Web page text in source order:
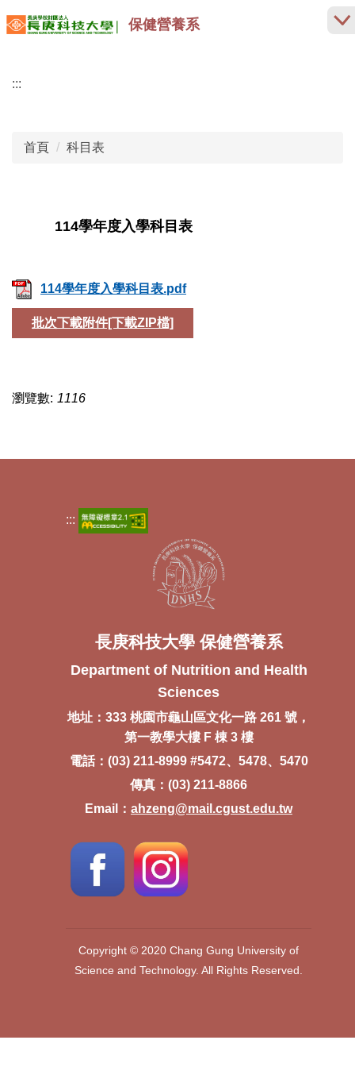
跳
到
內
保健營養系
:::
首頁 科目表
114學年度入學科目表
114學年度入學科目表.pdf
批次下載附件[下載ZIP檔]
瀏覽數: 1116
:::
長庚科技大學 保健營養系
Department of Nutrition and Health
Sciences
地址：333 桃園市龜山區文化一路 261 號，
第一教學大樓 F 棟 3 樓
電話：(03) 211-8999 #5472、5478、5470
傳真：(03) 211-8866
Email： ahzeng@mail.cgust.edu.tw
Copyright © 2020 Chang Gung University of
Science and Technology. All Rights Reserved.